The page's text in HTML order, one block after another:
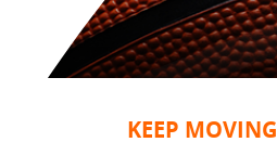
KEEP MOVING